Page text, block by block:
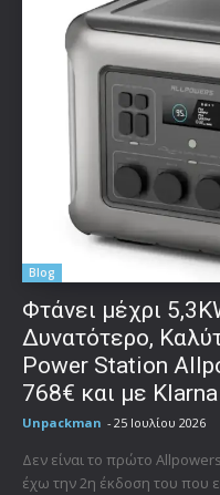
Blog
Φτάνει μέχρι
Δυνατότερο,
Power Station
768€ και με
Unpackman - 25 Ιουλίου 2026
Δεν είναι το πρώτο
έχω την 2η έκδοση του που